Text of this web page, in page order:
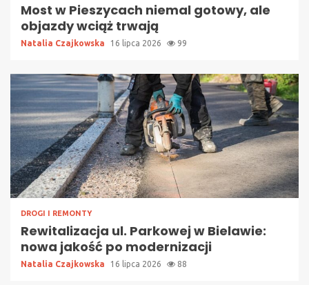
Most w Pieszycach niemal gotowy, ale
objazdy wciąż trwają
Natalia Czajkowska 16 lipca 2026 99
DROGI I REMONTY
Rewitalizacja ul. Parkowej w Bielawie:
nowa jakość po modernizacji
Natalia Czajkowska 16 lipca 2026 88